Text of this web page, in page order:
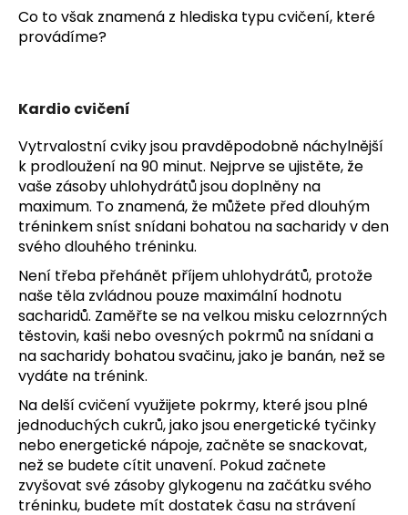
Co to však znamená z hlediska typu cvičení, které
provádíme?
Kardio cvičení
Vytrvalostní cviky jsou pravděpodobně náchylnější
k prodloužení na 90 minut. Nejprve se ujistěte, že
vaše zásoby uhlohydrátů jsou doplněny na
maximum. To znamená, že můžete před dlouhým
tréninkem sníst snídani bohatou na sacharidy v den
svého dlouhého tréninku.
Není třeba přehánět příjem uhlohydrátů, protože
naše těla zvládnou pouze maximální hodnotu
sacharidů. Zaměřte se na velkou misku celozrnných
těstovin, kaši nebo ovesných pokrmů na snídani a
na sacharidy bohatou svačinu, jako je banán, než se
vydáte na trénink.
Na delší cvičení využijete pokrmy, které jsou plné
jednoduchých cukrů, jako jsou energetické tyčinky
nebo energetické nápoje, začněte se snackovat,
než se budete cítit unavení. Pokud začnete
zvyšovat své zásoby glykogenu na začátku svého
tréninku, budete mít dostatek času na strávení